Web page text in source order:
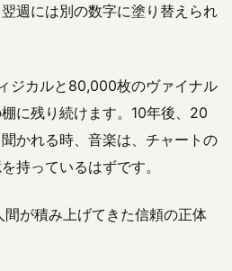
週には別の数字に塗り替えられ
ジカルと80,000枚のヴァイナル
に残り続けます。10年後、20
かれる時、音楽は、チャートの
持っているはずです。
が積み上げてきた信頼の正体